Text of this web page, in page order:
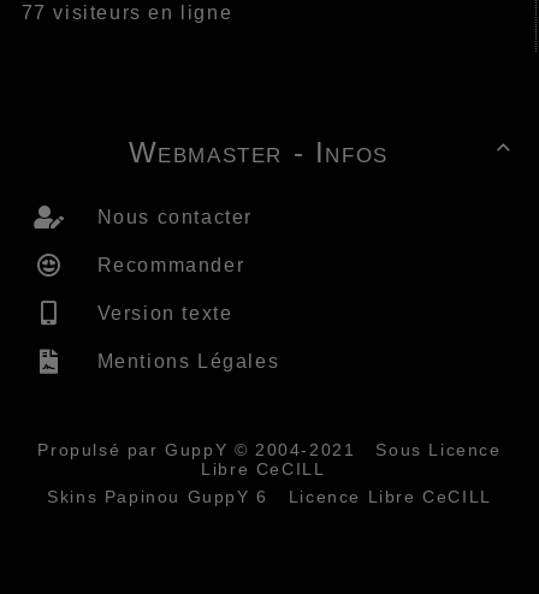
77 visiteurs en ligne

Webmaster - Infos
Nous contacter
Recommander
Version texte
Mentions Légales
Propulsé par GuppY © 2004-2021
Sous Licence
Libre CeCILL
Skins Papinou GuppY 6
Licence Libre CeCILL